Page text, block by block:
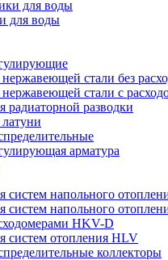
для воды
стали без
стали с
радиаторной разводки
арматура
систем напольного
систем напольного
HKV-D
систем отопления HLV
коллекторы